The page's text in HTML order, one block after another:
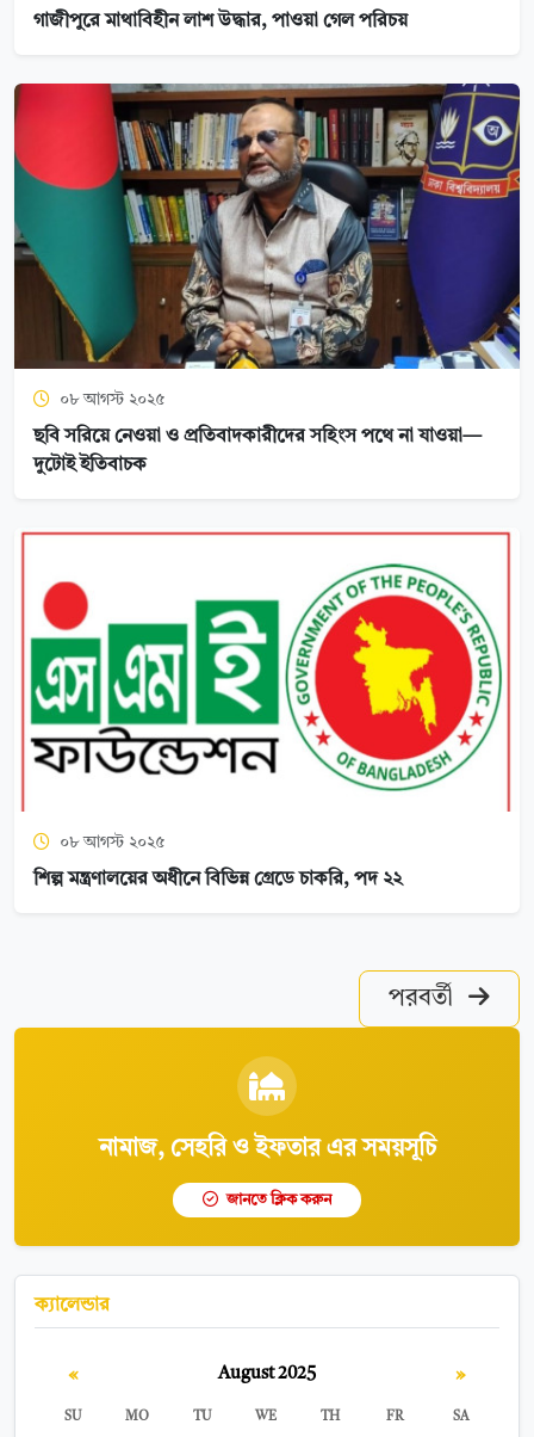
গাজীপুরে মাথাবিহীন লাশ উদ্ধার, পাওয়া গেল পরিচয়
০৮ আগস্ট ২০২৫
ছবি সরিয়ে নেওয়া ও প্রতিবাদকারীদের সহিংস পথে না যাওয়া—
দুটোই ইতিবাচক
০৮ আগস্ট ২০২৫
শিল্প মন্ত্রণালয়ের অধীনে বিভিন্ন গ্রেডে চাকরি, পদ ২২
পরবর্তী
নামাজ, সেহরি ও ইফতার এর সময়সূচি
জানতে ক্লিক করুন
ক্যালেন্ডার
« August 2025 »
SU MO TU WE TH FR SA